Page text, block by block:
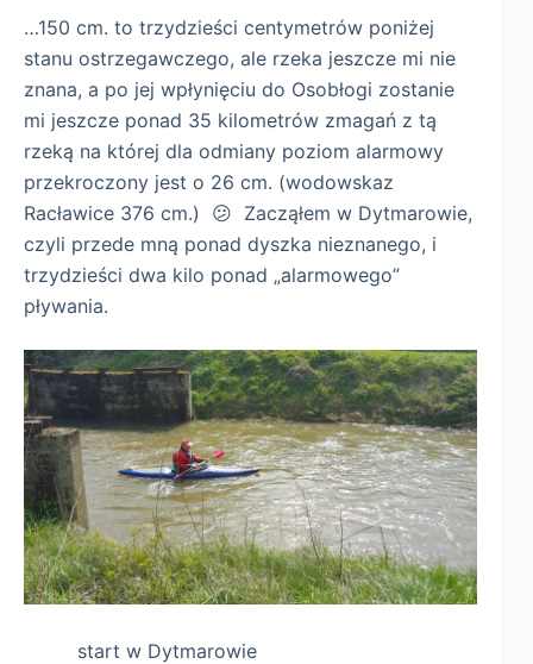
…150 cm. to trzydzieści centymetrów poniżej
stanu ostrzegawczego, ale rzeka jeszcze mi nie
znana, a po jej wpłynięciu do Osobłogi zostanie
mi jeszcze ponad 35 kilometrów zmagań z tą
rzeką na której dla odmiany poziom alarmowy
przekroczony jest o 26 cm. (wodowskaz
Racławice 376 cm.) 😕 Zacząłem w Dytmarowie,
czyli przede mną ponad dyszka nieznanego, i
trzydzieści dwa kilo ponad „alarmowego”
pływania.
start w Dytmarowie